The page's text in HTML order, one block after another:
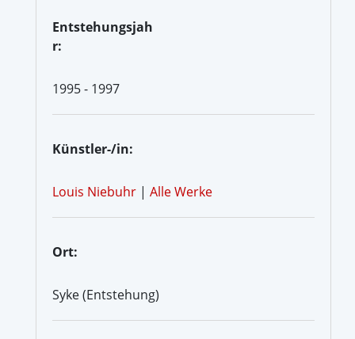
Entstehungsjah
r:
1995 - 1997
Künstler-/in:
Louis Niebuhr | Alle Werke
Ort:
Syke (Entstehung)